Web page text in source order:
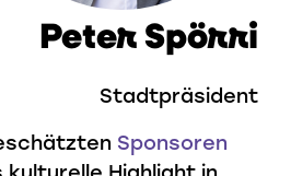
Peter Spörri
Stadtpräsident
Sponsoren